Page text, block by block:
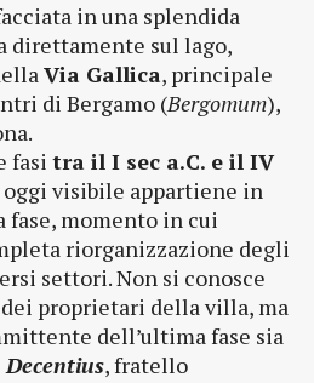
in una splendida
direttamente sul lago,
Via Gallica, principale
di Bergamo (Bergomum),
fasi tra il I sec a.C. e il IV
oggi visibile appartiene in
fase, momento in cui
riorganizzazione degli
settori. Non si conosce
proprietari della villa, ma
dell’ultima fase sia
, fratello